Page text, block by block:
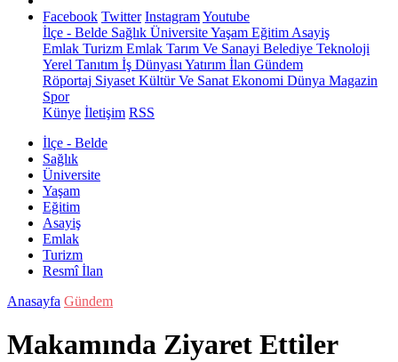
Facebook Twitter InstagramYoutube
İlçe - Belde Sağlık ÜniversiteYaşam Eğitim Asayiş
Emlak Turizm Emlak Tarım Ve Sanayi Belediye Teknoloji
Yerel Tanıtım İş Dünyası Yatırım İlan Gündem
Röportaj Siyaset Kültür Ve Sanat Ekonomi Dünya Magazin
Spor
Künye İletişim RSS
İlçe - Belde
Sağlık
Üniversite
Yaşam
Eğitim
Asayiş
Emlak
Turizm
Resmî İlan
Anasayfa Gündem
Makamında Ziyaret Ettiler